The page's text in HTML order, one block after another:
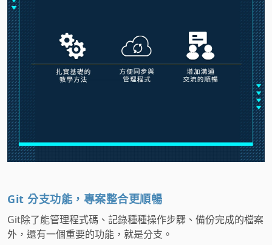
Git 分支功能，專案整合更順暢
Git除了能管理程式碼、記錄種種操作步驟、備份完成的檔案
外，還有一個重要的功能，就是分支。